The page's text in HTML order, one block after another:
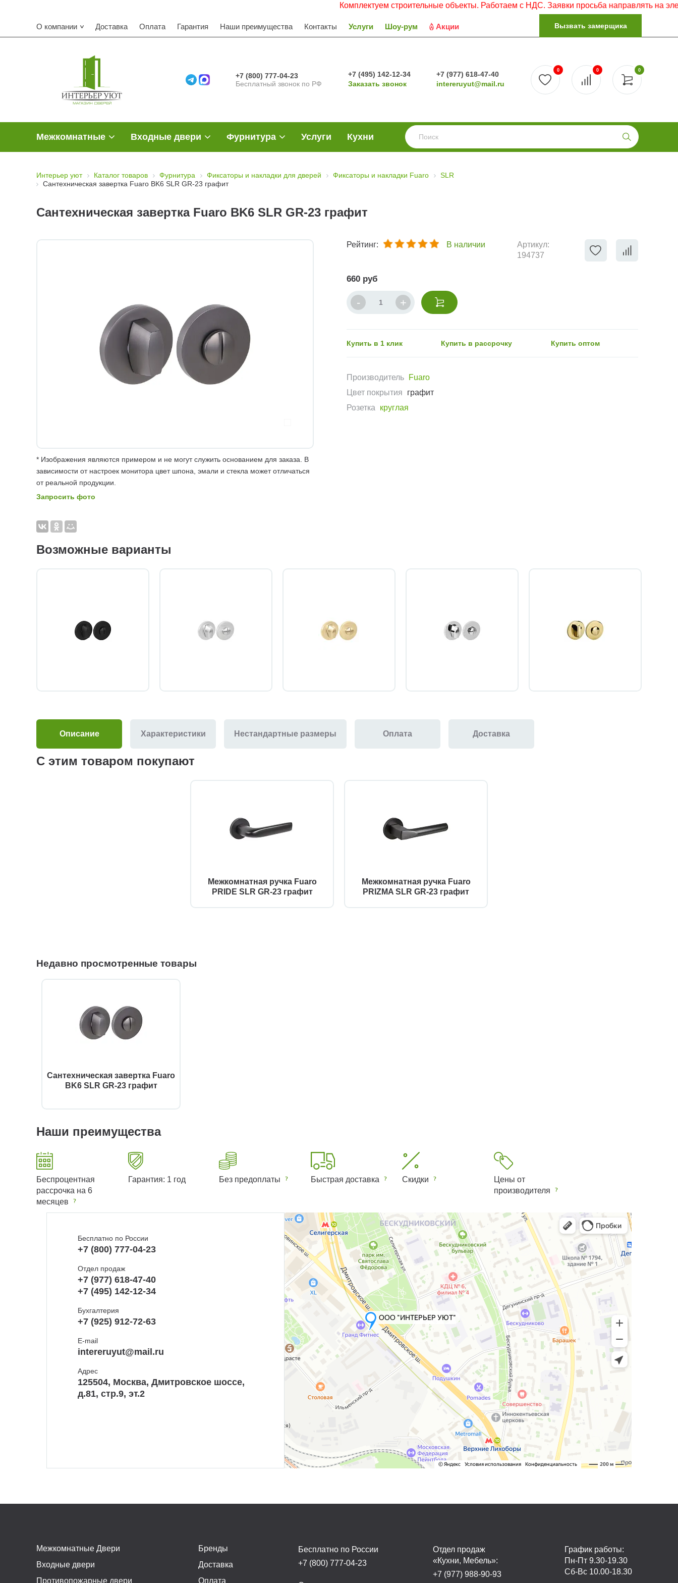
Комплектуем строительные объекты. Работаем с НДС. Заявки просьба направлять на
О компании Доставка Оплата Гарантия Наши преимущества Контакты Услуги Шоу-рум Акции Вызвать замерщика
+7 (800) 777-04-23
Бесплатный звонок по РФ
+7 (495) 142-12-34
Заказать звонок
+7 (977) 618-47-40
intereruyut@mail.ru
0
0 0
Межкомнатные Входные двери Фурнитура Услуги Кухни
Интерьер уют Каталог товаров Фурнитура Фиксаторы и накладки для дверей Фиксаторы и накладки Fuaro
SLR
Сантехническая завертка Fuaro BK6 SLR GR-23 графит
Сантехническая завертка Fuaro BK6 SLR GR-23 графит
* Изображения являются примером и не могут служить основанием для заказа. В
зависимости от настроек монитора цвет шпона, эмали и стекла может отличаться
от реальной продукции.
Запросить фото
Рейтинг: В наличии
Артикул:
194737
660 руб
Купить в 1 клик Купить в рассрочку Купить оптом
Производитель
Fuaro
Цвет покрытия
графит
Розетка
круглая
Возможные варианты
Описание Характеристики Нестандартные размеры Оплата Доставка
С этим товаром покупают
Межкомнатная ручка Fuaro
PRIDE SLR GR-23 графит
Межкомнатная ручка Fuaro
PRIZMA SLR GR-23 графит
Недавно просмотренные товары
Сантехническая завертка Fuaro
BK6 SLR GR-23 графит
Наши преимущества
Беспроцентная
рассрочка на 6
месяцев
Гарантия: 1 год Без предоплаты Быстрая доставка Скидки
Цены от
производителя
Бесплатно по России
+7 (800) 777-04-23
Отдел продаж
+7 (977) 618-47-40
+7 (495) 142-12-34
Бухгалтерия
+7 (925) 912-72-63
E-mail
intereruyut@mail.ru
Адрес
125504, Москва, Дмитровское шоссе,
д.81, стр.9, эт.2
Межкомнатные Двери
Входные двери
Противопожарные двери
Бренды
Доставка
Оплата
Бесплатно по России
+7 (800) 777-04-23
Отдел продаж
«Кухни, Мебель»:
+7 (977) 988-90-93
График работы:
Пн-Пт 9.30-19.30
Сб-Вс 10.00-18.30